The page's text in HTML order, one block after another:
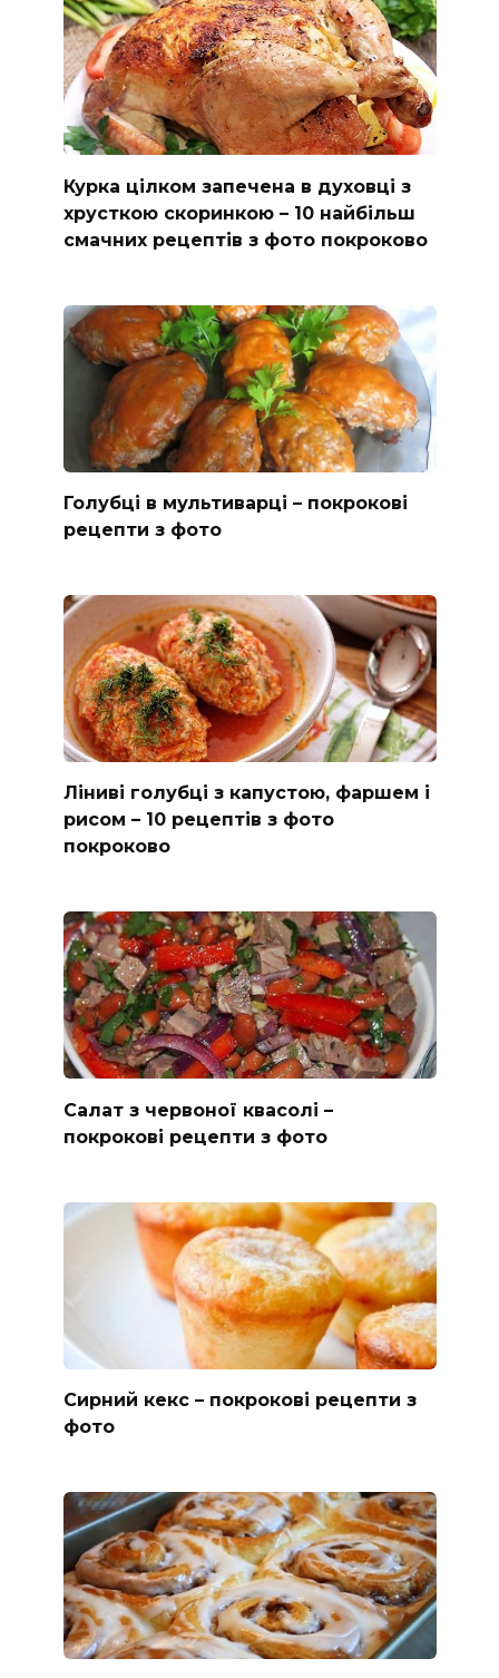
Курка цілком запечена в духовці з
хрусткою скоринкою – 10 найбільш
смачних рецептів з фото покроково
Голубці в мультиварці – покрокові
рецепти з фото
Ліниві голубці з капустою, фаршем і
рисом – 10 рецептів з фото
покроково
Салат з червоної квасолі –
покрокові рецепти з фото
Сирний кекс – покрокові рецепти з
фото